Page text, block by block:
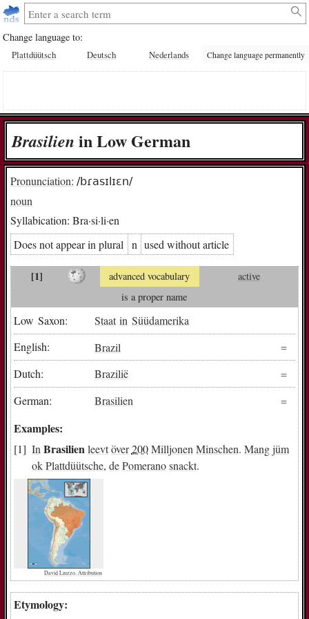
Change language to:
Plattdüütsch Deutsch Nederlands Change language permanently
Bra­si­li­en in Low German
Pronunciation: /bɾasɪlɪɛn/
noun
Syllabication: Bra·si·li·en
Does not appear in plural
n used without article
[1] advanced vocabulary
active
is a proper name
Low Saxon: Staat in Süüdamerika
English:
Brazil
Dutch:
Brazilië
German:
Brasilien
Examples:
In Brasilienleevtöver200Milljonen Minschen. Mangjüm
okPlattdüütsche, dePomeranosnackt.
David Liuzzo, Attribution
Etymology: